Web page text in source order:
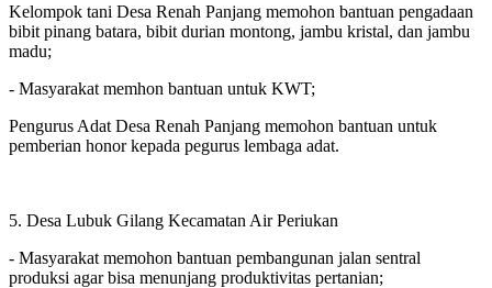
Kelompok tani Desa Renah Panjang memohon bantuan pengadaan
bibit pinang batara, bibit durian montong, jambu kristal, dan jambu
madu;
- Masyarakat memhon bantuan untuk KWT;
Pengurus Adat Desa Renah Panjang memohon bantuan untuk
pemberian honor kepada pegurus lembaga adat.
5. Desa Lubuk Gilang Kecamatan Air Periukan
- Masyarakat memohon bantuan pembangunan jalan sentral
produksi agar bisa menunjang produktivitas pertanian;